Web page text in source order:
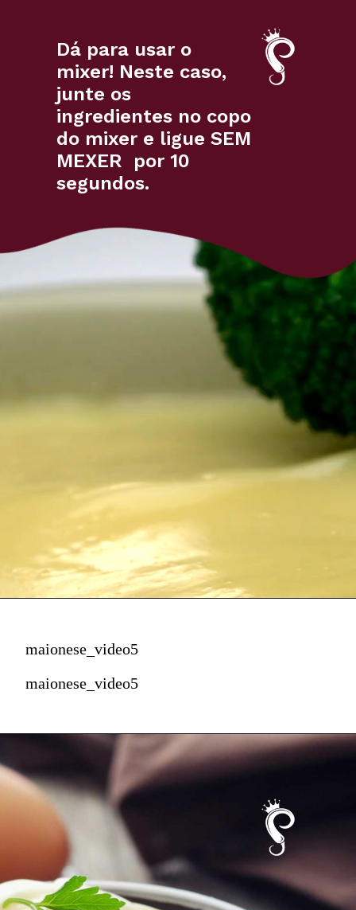
Dá para usar o
mixer! Neste caso,
junte os
ingredientes no copo
do mixer e ligue SEM
MEXER por 10
segundos.
maionese_video5
maionese_video5